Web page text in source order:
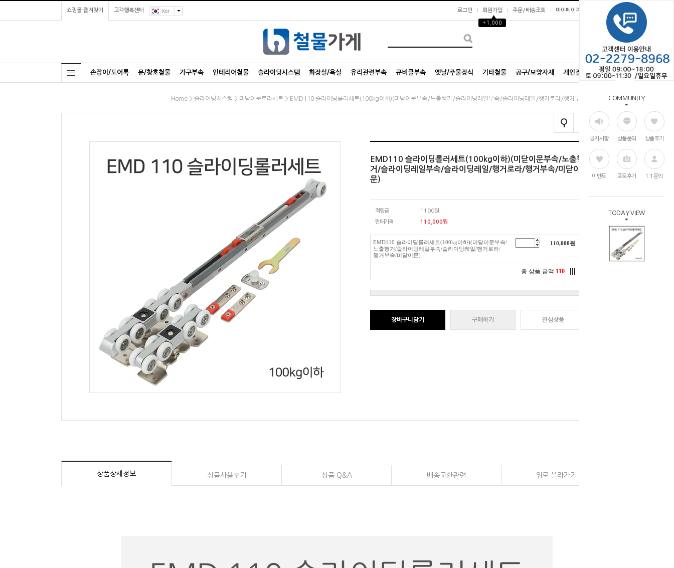
COMMUNITY
공지사항 상품문의 상품후기
이벤트 포토후기 1:1문의
TODAY VIEW
쇼핑몰 즐겨찾기 고객행복센터 Kor 로그인 회원가입
▲
+1,000
주문/배송조회 마이페이지
손잡이/도어록 문/창호철물 가구부속 인테리어철물 슬라이딩시스템 화장실/욕실 유리관련부속 큐비클부속 옛날/주물장식 기타철물 공구/보양자재 개인결제창
Home > 슬라이딩시스템 > 미닫이문로라세트 > EMD110 슬라이딩롤러세트(100kg이하)(미닫이문부속/노출행거/슬라이딩레일부속/슬라이딩레일/행거로라/행거부속/미닫이문)
EMD110 슬라이딩롤러세트(100kg이하)(미닫이문부속/노출행
거/슬라이딩레일부속/슬라이딩레일/행거로라/행거부속/미닫이
문)
적립금
1100원
판매가격
110,000원
EMD110 슬라이딩롤러세트(100kg이하)(미닫이문부속/
노출행거/슬라이딩레일부속/슬라이딩레일/행거로라/
행거부속/미닫이문)
110,000원
총 상품 금액 110,000
장바구니담기 구매하기 관심상품
상품상세정보 상품사용후기 상품 Q&A 배송교환관련 위로 올라가기